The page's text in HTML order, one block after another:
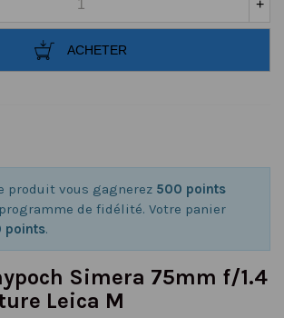
+
ACHETER
produit vous gagnerez 500 points
de fidélité. Votre panier
points.
Simera 75mm f/1.4
Leica M